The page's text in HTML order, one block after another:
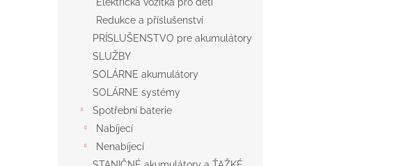
Redukce a příslušenství
PRÍSLUŠENSTVO pre akumulátory
SLUŽBY
SOLÁRNE akumulátory
SOLÁRNE systémy
Spotřební baterie
Nabíjecí
Nenabíjecí